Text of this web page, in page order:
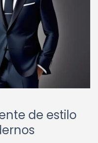
de estilo